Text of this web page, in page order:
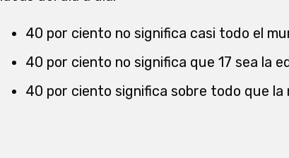
40 por ciento no significa casi todo el
40 por ciento no significa que 17 sea la
40 por ciento significa sobre todo que la